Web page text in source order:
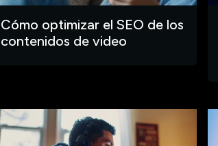
Cómo optimizar el SEO de los
contenidos de video